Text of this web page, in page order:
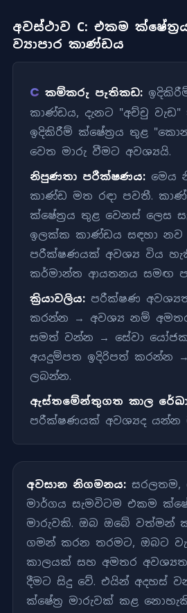
අවස්ථාව C: එකම
ව්‍යාපාර කාණ්ඩය
C කම්කරු පැතිකඩ:
කාණ්ඩය, දැනට "අච්චු වැඩ"
ඉදිකිරීම් ක්ෂේත්‍රය තුළ
වෙත මාරු වීමට අවශ්‍යයි.
නිපුණතා පරීක්ෂණය: මෙය
කාණ්ඩ මත රඳා පවතී.
ක්ෂේත්‍රය තුළ වෙනස් ලෙස
ඉලක්ක කාණ්ඩය සඳහා නව
පරීක්ෂණයක් අවශ්‍ය විය
කර්මාන්ත ආයතනය සමඟ
ක්‍රියාවලිය: පරීක්ෂණ
කරන්න → අවශ්‍ය නම්
සමත් වන්න → සේවා
අයදුම්පත ඉදිරිපත් කරන්න
ලබන්න.
ඇස්තමේන්තුගත කාල
පරීක්ෂණයක් අවශ්‍යද යන්න
අවසාන නිගමනය: සරලතම,
මාර්ගය සැමවිටම එකම
මාරුවකි. ඔබ ඔබේ වත්මන්
ගමන් කරන තරමට, ඔබට
කාලයක් සහ අමතර
දීමට සිදු වේ. එයින් අදහස්
ක්ෂේත්‍ර මාරුවක් කළ